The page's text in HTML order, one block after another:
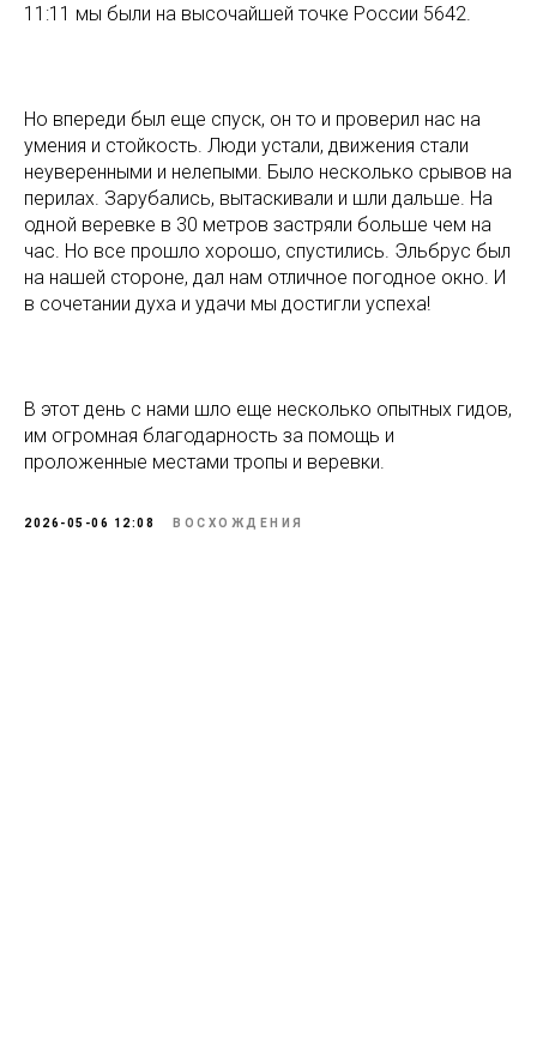
11:11 мы были на высочайшей точке России 5642.
Но впереди был еще спуск, он то и проверил нас на
умения и стойкость. Люди устали, движения стали
неуверенными и нелепыми. Было несколько срывов на
перилах. Зарубались, вытаскивали и шли дальше. На
одной веревке в 30 метров застряли больше чем на
час. Но все прошло хорошо, спустились. Эльбрус был
на нашей стороне, дал нам отличное погодное окно. И
в сочетании духа и удачи мы достигли успеха!
В этот день с нами шло еще несколько опытных гидов,
им огромная благодарность за помощь и
проложенные местами тропы и веревки.
2026-05-06 12:08 ВОСХОЖДЕНИЯ